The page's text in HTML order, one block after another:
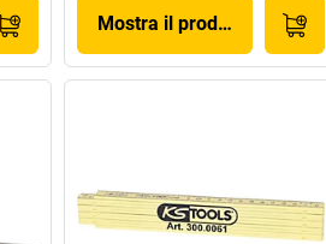
Mostra il prodotto